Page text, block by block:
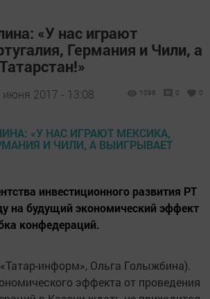
«У нас играют
Германия и Чили, а
июня 2017 - 13:08 1098 0 0
инвестиционного развития РТ
на будущий экономический эффект
конфедераций.
информ», Ольга Голыжбина).
эффекта от проведения